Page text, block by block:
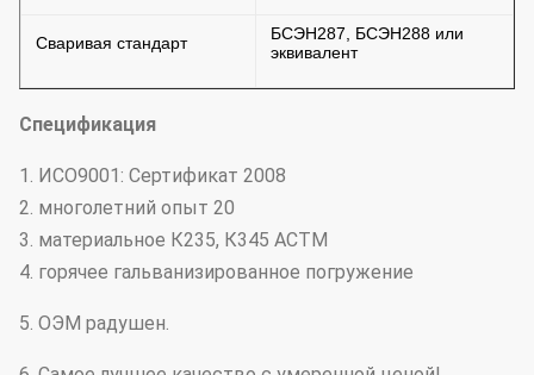
Сваривая стандарт
БСЭН287, БСЭН288 или
эквивалент
Спецификация
1. ИСО9001: Сертификат 2008
2. многолетний опыт 20
3. материальное К235, К345 АСТМ
4. горячее гальванизированное погружение
5. ОЭМ радушен.